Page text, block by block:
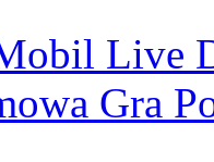
Live
Gra